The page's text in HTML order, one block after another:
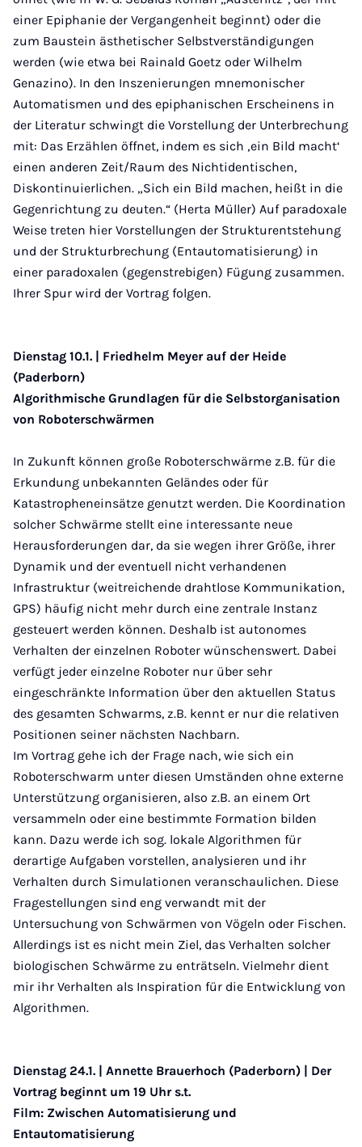
einer Epiphanie der Vergangenheit beginnt) oder die
zum Baustein ästhetischer Selbstverständigungen
werden (wie etwa bei Rainald Goetz oder Wilhelm
Genazino). In den Inszenierungen mnemonischer
Automatismen und des epiphanischen Erscheinens in
der Literatur schwingt die Vorstellung der Unterbrechung
mit: Das Erzählen öffnet, indem es sich ‚ein Bild macht‘
einen anderen Zeit/Raum des Nichtidentischen,
Diskontinuierlichen. „Sich ein Bild machen, heißt in die
Gegenrichtung zu deuten.“ (Herta Müller) Auf paradoxale
Weise treten hier Vorstellungen der Strukturentstehung
und der Strukturbrechung (Entautomatisierung) in
einer paradoxalen (gegenstrebigen) Fügung zusammen.
Ihrer Spur wird der Vortrag folgen.
Dienstag 10.1. | Friedhelm Meyer auf der Heide
(Paderborn)
Algorithmische Grundlagen für die Selbstorganisation
von Roboterschwärmen
In Zukunft können große Roboterschwärme z.B. für die
Erkundung unbekannten Geländes oder für
Katastropheneinsätze genutzt werden. Die Koordination
solcher Schwärme stellt eine interessante neue
Herausforderungen dar, da sie wegen ihrer Größe, ihrer
Dynamik und der eventuell nicht verhandenen
Infrastruktur (weitreichende drahtlose Kommunikation,
GPS) häufig nicht mehr durch eine zentrale Instanz
gesteuert werden können. Deshalb ist autonomes
Verhalten der einzelnen Roboter wünschenswert. Dabei
verfügt jeder einzelne Roboter nur über sehr
eingeschränkte Information über den aktuellen Status
des gesamten Schwarms, z.B. kennt er nur die relativen
Positionen seiner nächsten Nachbarn.
Im Vortrag gehe ich der Frage nach, wie sich ein
Roboterschwarm unter diesen Umständen ohne externe
Unterstützung organisieren, also z.B. an einem Ort
versammeln oder eine bestimmte Formation bilden
kann. Dazu werde ich sog. lokale Algorithmen für
derartige Aufgaben vorstellen, analysieren und ihr
Verhalten durch Simulationen veranschaulichen. Diese
Fragestellungen sind eng verwandt mit der
Untersuchung von Schwärmen von Vögeln oder Fischen.
Allerdings ist es nicht mein Ziel, das Verhalten solcher
biologischen Schwärme zu enträtseln. Vielmehr dient
mir ihr Verhalten als Inspiration für die Entwicklung von
Algorithmen.
Dienstag 24.1. | Annette Brauerhoch (Paderborn) | Der
Vortrag beginnt um 19 Uhr s.t.
Film: Zwischen Automatisierung und
Entautomatisierung